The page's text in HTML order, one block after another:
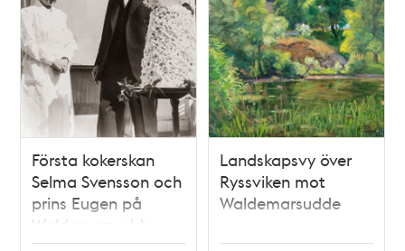
Första kokerskan
Selma Svensson och
prins Eugen på
Waldemarsudde
Landskapsvy över
Ryssviken mot
Waldemarsudde